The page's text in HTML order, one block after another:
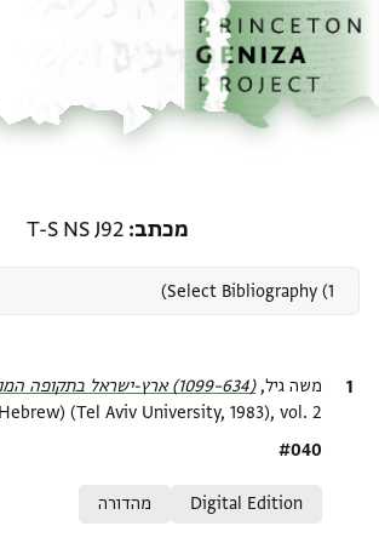
לתוכןהבית
מכתב T-S NS J92
ציטוט
משה גיל, (634–1099) ארץ-ישראל בתקופה המוסלמית הראשונהv‎
Hebrew) (Tel Aviv University, 1983), vol. 2.
Location in source
#040
Digital Edition
מהדורה